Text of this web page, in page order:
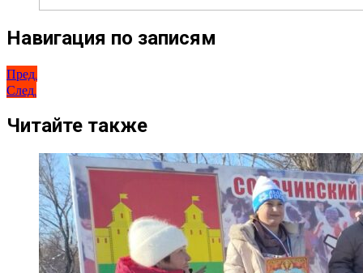
Навигация по записям
Пред.
След.
Читайте также